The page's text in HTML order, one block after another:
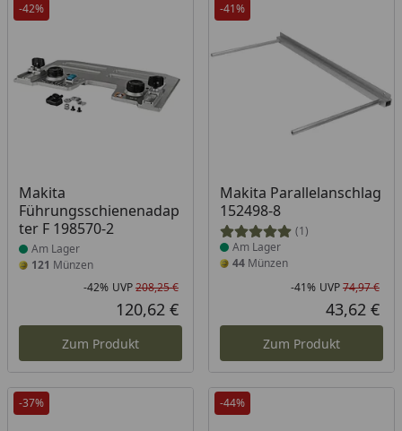
-42%
Makita
Führungsschienenadap
ter F 198570-2
Produkt am Lager
Am Lager
121 Münzen
Rabatt in Prozent
-42%
Ursprünglicher Preis
UVP208,25 €
Aktueller Preis
120,62 €
Zum Produkt
-41%
Makita Parallelanschlag
152498-8
(1)
Produkt am Lager
Am Lager
44Münzen
-41% UVP74,97 €
43,62 €
Zum Produkt
-37% -44%